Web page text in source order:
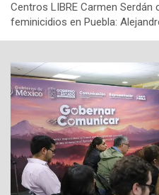
Centros LIBRE Carmen Serdán
feminicidios en Puebla: